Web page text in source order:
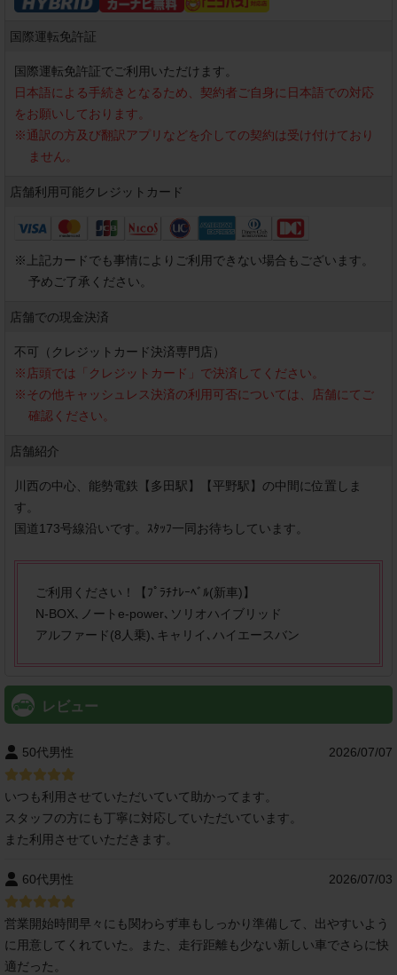
国際運転免許証
国際運転免許証でご利用いただけます。
日本語による手続きとなるため、契約者ご自身に日本語での対応
をお願いしております。
※通訳の方及び翻訳アプリなどを介しての契約は受け付けており
ません。
店舗利用可能クレジットカード
※
上記カードでも事情によりご利用できない場合もございます。
予めご了承ください。
店舗での現金決済
不可（クレジットカード決済専門店）
※ 店頭では「クレジットカード」で決済してください。
※その他キャッシュレス決済の利用可否については、店舗にてご
確認ください。
店舗紹介
川西の中心、能勢電鉄【多田駅】【平野駅】の中間に位置しま
す。
国道173号線沿いです。ｽﾀｯﾌ一同お待ちしています。
ご利用ください！【ﾌﾟﾗﾁﾅﾚｰﾍﾞﾙ(新車)】
N-BOX､ノートe-power､ソリオハイブリッド
アルファード(8人乗)､キャリイ､ハイエースバン
レビュー
50代男性 2026/07/07
いつも利用させていただいていて助かってます。
スタッフの方にも丁寧に対応していただいています。
また利用させていただきます。
60代男性 2026/07/03
営業開始時間早々にも関わらず車もしっかり準備して、出やすいよう
に用意してくれていた。また、走行距離も少ない新しい車でさらに快
適だった。